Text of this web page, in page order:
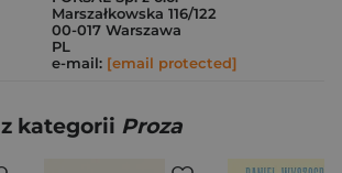
Marszałkowska 116/122
00-017 Warszawa
PL
e-mail: [email protected]
kategorii Proza